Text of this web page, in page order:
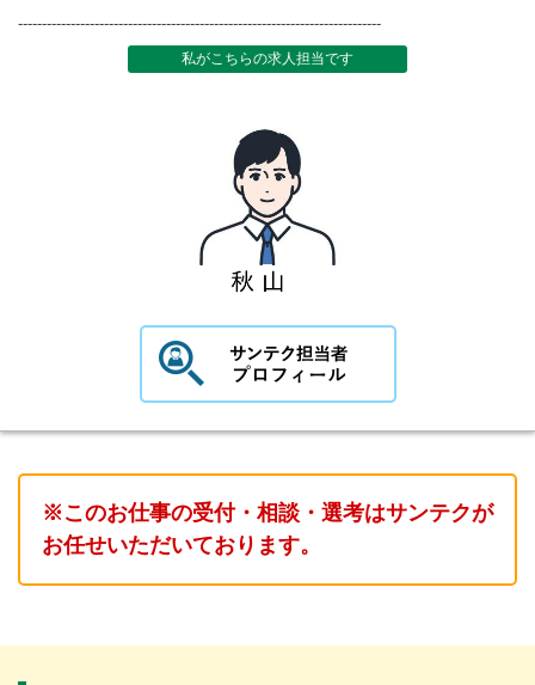
----------------------------------------------------------------------------
私がこちらの求人担当です
※このお仕事の受付・相談・選考はサンテクが
お任せいただいております。